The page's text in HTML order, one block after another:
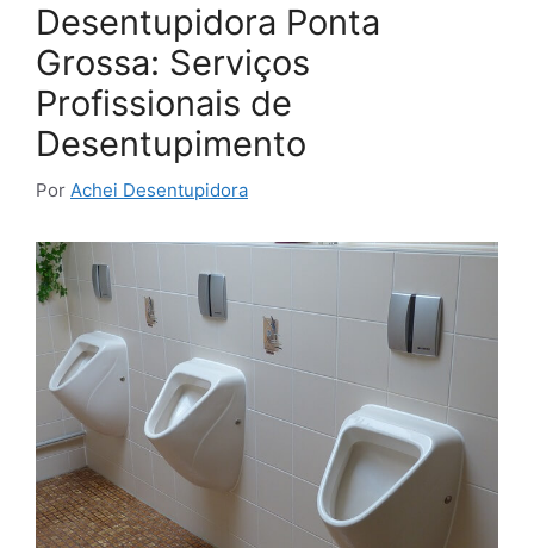
Desentupidora Ponta
Grossa: Serviços
Profissionais de
Desentupimento
Por Achei Desentupidora